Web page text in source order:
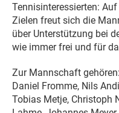
Tennisinteressierten:
Zielen freut sich die
über Unterstützung bei
wie immer frei und für
Zur Mannschaft
Daniel Fromme, Nils
Tobias Metje, Christoph